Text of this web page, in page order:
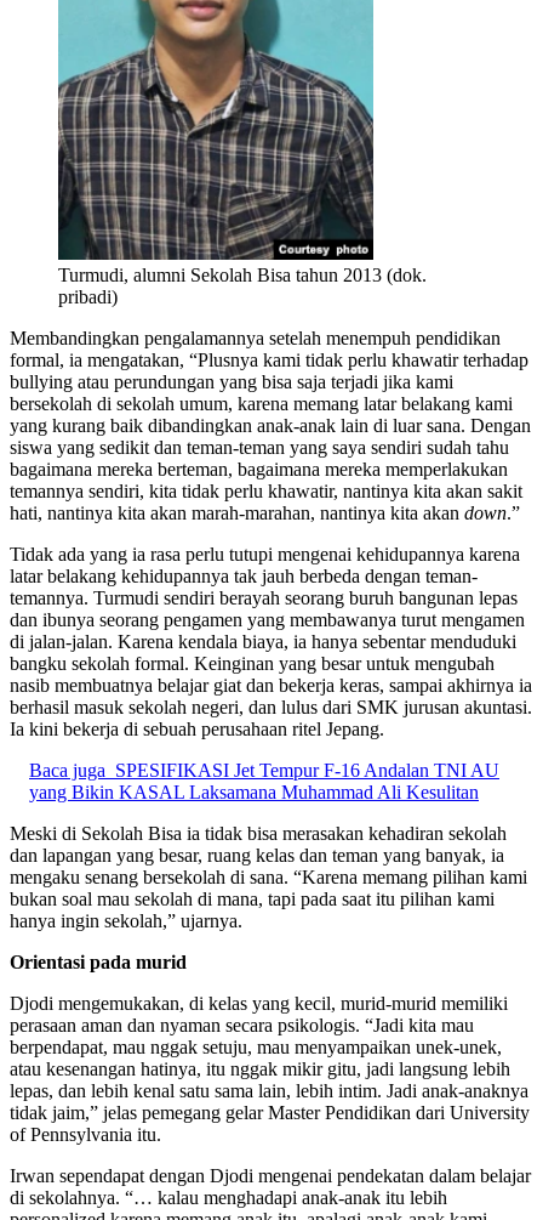
Turmudi, alumni Sekolah Bisa tahun 2013 (dok.
pribadi)
Membandingkan pengalamannya setelah menempuh pendidikan
formal, ia mengatakan, “Plusnya kami tidak perlu khawatir terhadap
bullying atau perundungan yang bisa saja terjadi jika kami
bersekolah di sekolah umum, karena memang latar belakang kami
yang kurang baik dibandingkan anak-anak lain di luar sana. Dengan
siswa yang sedikit dan teman-teman yang saya sendiri sudah tahu
bagaimana mereka berteman, bagaimana mereka memperlakukan
temannya sendiri, kita tidak perlu khawatir, nantinya kita akan sakit
hati, nantinya kita akan marah-marahan, nantinya kita akan down.”
Tidak ada yang ia rasa perlu tutupi mengenai kehidupannya karena
latar belakang kehidupannya tak jauh berbeda dengan teman-
temannya. Turmudi sendiri berayah seorang buruh bangunan lepas
dan ibunya seorang pengamen yang membawanya turut mengamen
di jalan-jalan. Karena kendala biaya, ia hanya sebentar menduduki
bangku sekolah formal. Keinginan yang besar untuk mengubah
nasib membuatnya belajar giat dan bekerja keras, sampai akhirnya ia
berhasil masuk sekolah negeri, dan lulus dari SMK jurusan akuntasi.
Ia kini bekerja di sebuah perusahaan ritel Jepang.
Baca juga SPESIFIKASI Jet Tempur F-16 Andalan TNI AU
yang Bikin KASAL Laksamana Muhammad Ali Kesulitan
Meski di Sekolah Bisa ia tidak bisa merasakan kehadiran sekolah
dan lapangan yang besar, ruang kelas dan teman yang banyak, ia
mengaku senang bersekolah di sana. “Karena memang pilihan kami
bukan soal mau sekolah di mana, tapi pada saat itu pilihan kami
hanya ingin sekolah,” ujarnya.
Orientasi pada murid
Djodi mengemukakan, di kelas yang kecil, murid-murid memiliki
perasaan aman dan nyaman secara psikologis. “Jadi kita mau
berpendapat, mau nggak setuju, mau menyampaikan unek-unek,
atau kesenangan hatinya, itu nggak mikir gitu, jadi langsung lebih
lepas, dan lebih kenal satu sama lain, lebih intim. Jadi anak-anaknya
tidak jaim,” jelas pemegang gelar Master Pendidikan dari University
of Pennsylvania itu.
Irwan sependapat dengan Djodi mengenai pendekatan dalam belajar
di sekolahnya. “… kalau menghadapi anak-anak itu lebih